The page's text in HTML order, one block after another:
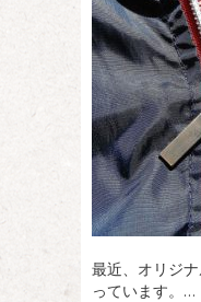
最近、オリジ
っています。…